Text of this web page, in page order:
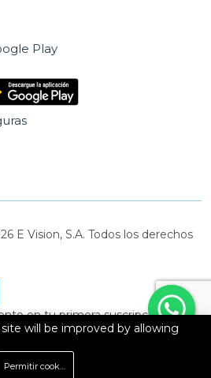
Play
E Vision, S.A. Todos los derechos
en tu primera suscripción
Carrito
will be improved by allowing
Permitir cookies